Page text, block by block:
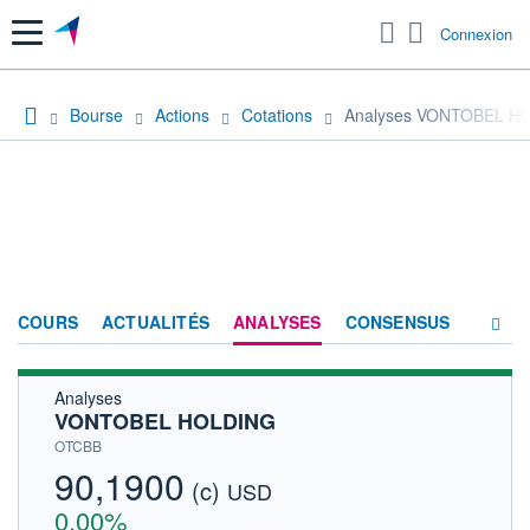
Menu Connexion
Bourse Actions Cotations Analyses VONTOBEL
COURS ACTUALITÉS ANALYSES CONSENSUS
ACTIONNAIRES
Analyses
VONTOBEL HOLDING
OTCBB
90,1900 (c) USD
0,00%